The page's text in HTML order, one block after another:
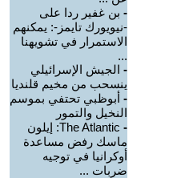
- بن غفير ردا على
-نيويورك تايمز-: يمكنهم
الاستمرار في تشويهنا
...
- الجيش الإسرائيلي
ينسحب من مخيم قلنديا
- أبوظبي تحتفي بموسم
النخيل والتمور
-
The Atlantic: إيلون
ماسك رفض مساعدة
أوكرانيا في توجيه
ضربات ...